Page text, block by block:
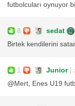
futbolcuları oynuyor
8 sedat
Birtek kendilerini
1 Junior|
@Mert, Enes U19